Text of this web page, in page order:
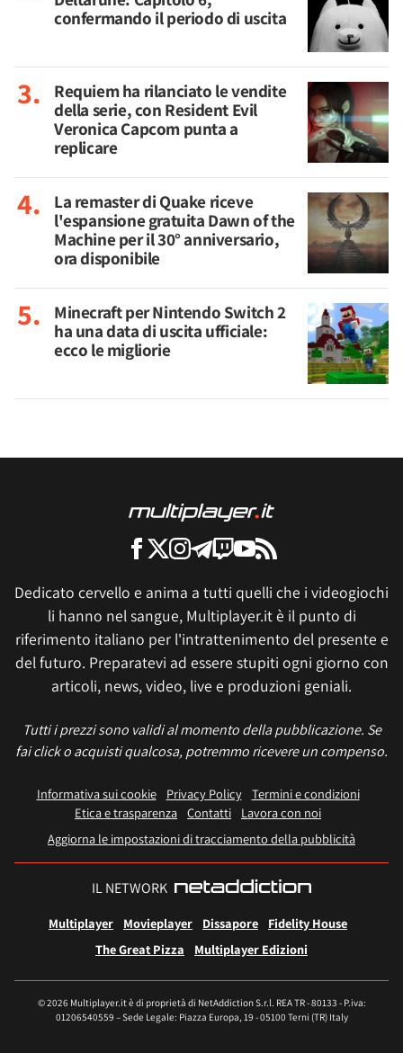
confermando il periodo di uscita
Requiem ha rilanciato le vendite
della serie, con Resident Evil
Veronica Capcom punta a
replicare
La remaster di Quake riceve
l'espansione gratuita Dawn of the
Machine per il 30° anniversario,
ora disponibile
Minecraft per Nintendo Switch 2
ha una data di uscita ufficiale:
ecco le migliorie
Dedicato cervello e anima a tutti quelli che i videogiochi
li hanno nel sangue, Multiplayer.it è il punto di
riferimento italiano per l'intrattenimento del presente e
del futuro. Preparatevi ad essere stupiti ogni giorno con
articoli, news, video, live e produzioni geniali.
Tutti i prezzi sono validi al momento della pubblicazione. Se
fai click o acquisti qualcosa, potremmo ricevere un compenso.
Informativa sui cookie Privacy Policy
Termini e condizioni
Etica e trasparenza Contatti
Lavora con noi
Aggiorna le impostazioni di tracciamento della pubblicità
IL NETWORK
Multiplayer Movieplayer Dissapore
Fidelity House
The Great Pizza
Multiplayer Edizioni
© 2026 Multiplayer.it è di proprietà di NetAddiction S.r.l. REA TR - 80133 - P.iva:
01206540559 – Sede Legale: Piazza Europa, 19 - 05100 Terni (TR) Italy